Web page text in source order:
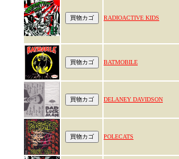
RADIOACTIVE KIDS
BATMOBILE
DELANEY DAVIDSON
POLECATS